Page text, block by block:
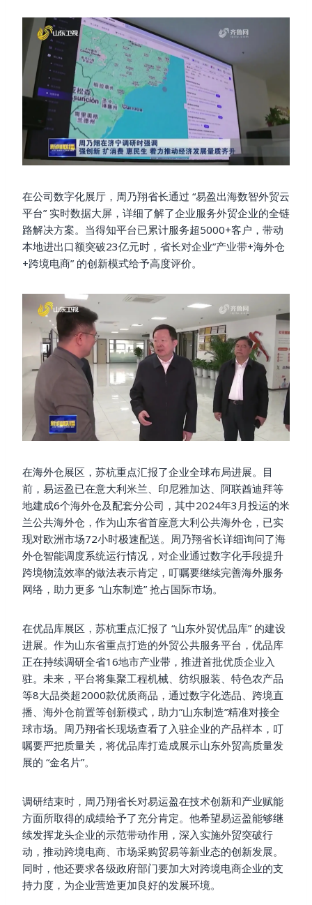
在公司数字化展厅，周乃翔省长通过 “易盈出海数智外贸云
平台” 实时数据大屏，详细了解了企业服务外贸企业的全链
路解决方案。当得知平台已累计服务超5000+客户，带动
本地进出口额突破23亿元时，省长对企业”产业带+海外仓
+跨境电商” 的创新模式给予高度评价。
在海外仓展区，苏杭重点汇报了企业全球布局进展。目
前，易运盈已在意大利米兰、印尼雅加达、阿联酋迪拜等
地建成6个海外仓及配套分公司，其中2024年3月投运的米
兰公共海外仓，作为山东省首座意大利公共海外仓，已实
现对欧洲市场72小时极速配送。周乃翔省长详细询问了海
外仓智能调度系统运行情况，对企业通过数字化手段提升
跨境物流效率的做法表示肯定，叮嘱要继续完善海外服务
网络，助力更多 “山东制造” 抢占国际市场。
在优品库展区，苏杭重点汇报了 “山东外贸优品库” 的建设
进展。作为山东省重点打造的外贸公共服务平台，优品库
正在持续调研全省16地市产业带，推进首批优质企业入
驻。未来，平台将集聚工程机械、纺织服装、特色农产品
等8大品类超2000款优质商品，通过数字化选品、跨境直
播、海外仓前置等创新模式，助力”山东制造”精准对接全
球市场。周乃翔省长现场查看了入驻企业的产品样本，叮
嘱要严把质量关，将优品库打造成展示山东外贸高质量发
展的 “金名片”。
调研结束时，周乃翔省长对易运盈在技术创新和产业赋能
方面所取得的成绩给予了充分肯定。他希望易运盈能够继
续发挥龙头企业的示范带动作用，深入实施外贸突破行
动，推动跨境电商、市场采购贸易等新业态的创新发展。
同时，他还要求各级政府部门要加大对跨境电商企业的支
持力度，为企业营造更加良好的发展环境。